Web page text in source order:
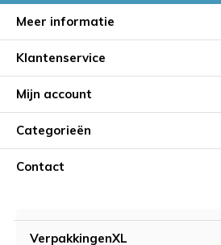
Meer informatie
Klantenservice
Mijn account
Categorieën
Contact
VerpakkingenXL